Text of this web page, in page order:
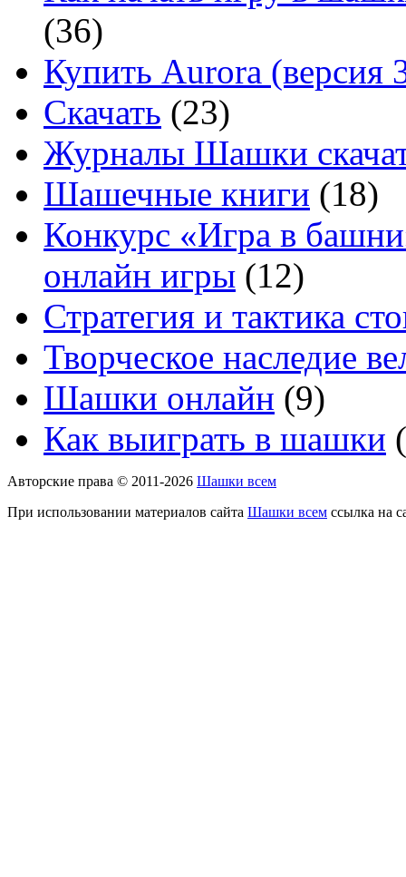
(36)
Купить Aurora (версия
Скачать (23)
Журналы Шашки
Шашечные книги (18)
Конкурс «Игра в
онлайн игры (12)
Стратегия и тактика
Творческое наследие
Шашки онлайн (9)
Как выиграть в шашки
Авторские права © 2011-2026 Шашки всем
При использовании материалов сайта Шашки всем ссылка на